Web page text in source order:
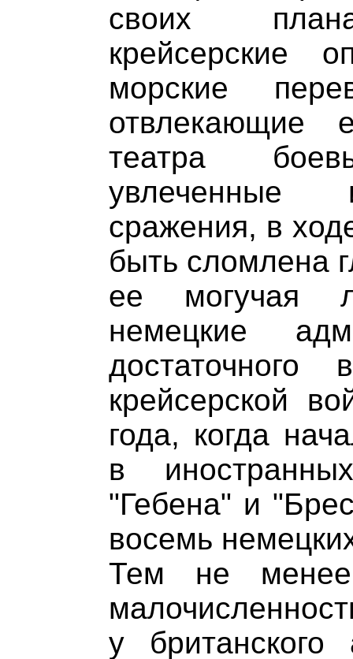
своих
крейсерские
морские
отвлекающие
театра
увлеченные
сражения, в
быть сломлена
ее могучая
немецкие
достаточного
крейсерской
года, когда
в
"Гебена" и
восемь
Тем не
у британского